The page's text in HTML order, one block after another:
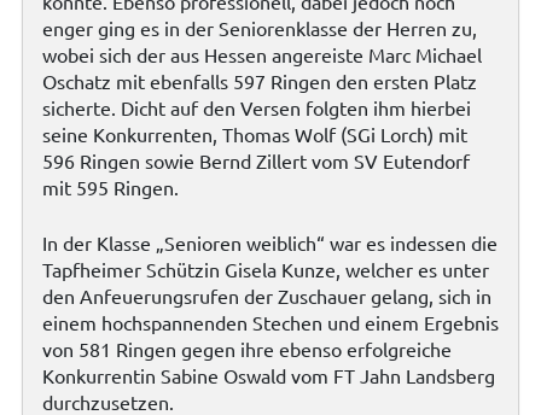
enger ging es in der Seniorenklasse der Herren zu,
wobei sich der aus Hessen angereiste Marc Michael
Oschatz mit ebenfalls 597 Ringen den ersten Platz
sicherte. Dicht auf den Versen folgten ihm hierbei
seine Konkurrenten, Thomas Wolf (SGi Lorch) mit
596 Ringen sowie Bernd Zillert vom SV Eutendorf
mit 595 Ringen.
In der Klasse „Senioren weiblich“ war es indessen die
Tapfheimer Schützin Gisela Kunze, welcher es unter
den Anfeuerungsrufen der Zuschauer gelang, sich in
einem hochspannenden Stechen und einem Ergebnis
von 581 Ringen gegen ihre ebenso erfolgreiche
Konkurrentin Sabine Oswald vom FT Jahn Landsberg
durchzusetzen.